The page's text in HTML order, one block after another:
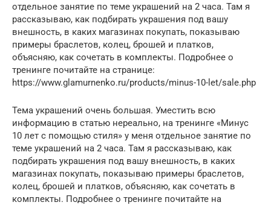
отдельное занятие по теме украшений на 2 часа. Там я
рассказываю, как подбирать украшения под вашу
внешность, в каких магазинах покупать, показываю
примеры браслетов, колец, брошей и платков,
объясняю, как сочетать в комплекты. Подробнее о
тренинге почитайте на странице:
https://www.glamurnenko.ru/products/minus-10-let/sale.php
Тема украшений очень большая. Уместить всю
информацию в статью нереально, на тренинге «Минус
10 лет с помощью стиля» у меня отдельное занятие по
теме украшений на 2 часа. Там я рассказываю, как
подбирать украшения под вашу внешность, в каких
магазинах покупать, показываю примеры браслетов,
колец, брошей и платков, объясняю, как сочетать в
комплекты. Подробнее о тренинге почитайте на